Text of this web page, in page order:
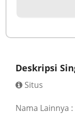
Deskripsi
Situs
Nama Lainnya